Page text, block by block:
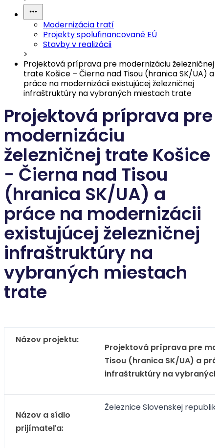
Modernizácia tratí
Projekty spolufinancované EÚ
Stavby v realizácii
>
Projektová príprava pre modernizáciu železničnej
trate Košice – Čierna nad Tisou (hranica SK/UA) a
práce na modernizácii existujúcej železničnej
infraštruktúry na vybraných miestach trate
Projektová príprava pre
modernizáciu
železničnej trate Košice
- Čierna nad Tisou
(hranica SK/UA) a
práce na modernizácii
existujúcej železničnej
infraštruktúry na
vybraných miestach
trate
Názov projektu:
Projektová príprava pre
Tisou (hranica SK/UA) a
infraštruktúry na
Názov a sídlo
prijímateľa:
Železnice Slovenskej